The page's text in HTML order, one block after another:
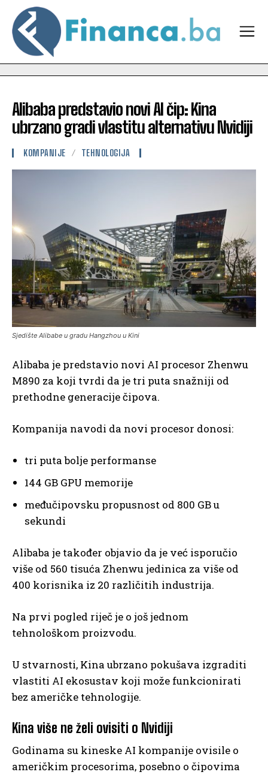
Alibaba predstavio novi AI čip: Kina
ubrzano gradi vlastitu alternativu Nvidiji
KOMPANIJE TEHNOLOGIJA
Sjedište Alibabe u gradu Hangzhou u Kini
Alibaba je predstavio novi AI procesor Zhenwu
M890 za koji tvrdi da je tri puta snažniji od
prethodne generacije čipova.
Kompanija navodi da novi procesor donosi:
tri puta bolje performanse
144 GB GPU memorije
međučipovsku propusnost od 800 GB u
sekundi
Alibaba je također objavio da je već isporučio
više od 560 tisuća Zhenwu jedinica za više od
400 korisnika iz 20 različitih industrija.
Na prvi pogled riječ je o još jednom
tehnološkom proizvodu.
U stvarnosti, Kina ubrzano pokušava izgraditi
vlastiti AI ekosustav koji može funkcionirati
bez američke tehnologije.
Kina više ne želi ovisiti o Nvidiji
Godinama su kineske AI kompanije ovisile o
američkim procesorima, posebno o čipovima